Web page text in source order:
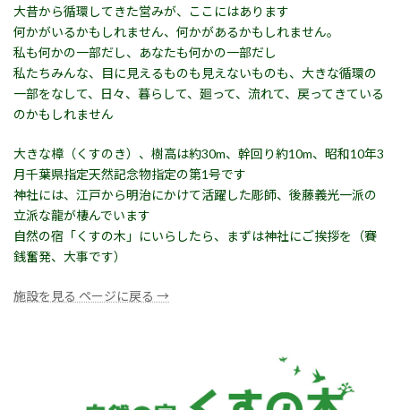
大昔から循環してきた営みが、ここにはあります
何かがいるかもしれません、何かがあるかもしれません。
私も何かの一部だし、あなたも何かの一部だし
私たちみんな、目に見えるものも見えないものも、大きな循環の
一部をなして、日々、暮らして、廻って、流れて、戻ってきている
のかもしれません
大きな樟（くすのき）、樹高は約30m、幹回り約10m、昭和10年3
月千葉県指定天然記念物指定の第1号です
神社には、江戸から明治にかけて活躍した彫師、後藤義光一派の
立派な龍が棲んでいます
自然の宿「くすの木」にいらしたら、まずは神社にご挨拶を（賽
銭奮発、大事です）
施設を見る ページに戻る →